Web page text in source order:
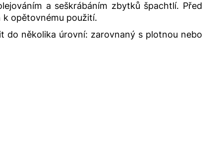
a seškrábáním zbytků špachtlí. Před
k opětovnému použití.
do několika úrovní: zarovnaný s plotnou nebo